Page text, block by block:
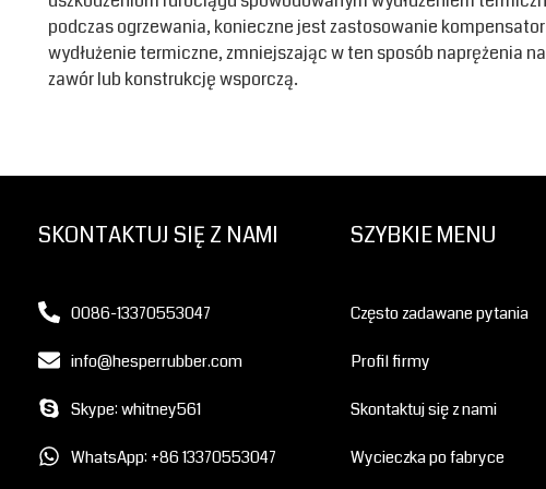
podczas ogrzewania, konieczne jest zastosowanie
wydłużenie termiczne, zmniejszając w ten sposób naprężenia
zawór lub konstrukcję wsporczą.
SKONTAKTUJ SIĘ Z NAMI
0086-13370553047
info@hesperrubber.com
Skype: whitney561
WhatsApp: +86 13370553047
SZYBKIE MENU
Często zadawane pytania
Profil firmy
Skontaktuj się z nami
Wycieczka po fabryce